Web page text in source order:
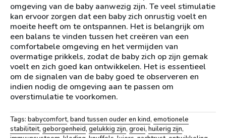
omgeving van de baby aanwezig zijn. Te veel stimulatie
kan ervoor zorgen dat een baby zich onrustig voelt en
moeite heeft om te ontspannen. Het is belangrijk om
een balans te vinden tussen het creëren van een
comfortabele omgeving en het vermijden van
overmatige prikkels, zodat de baby zich op zijn gemak
voelt en zich goed kan ontwikkelen. Het is essentieel
om de signalen van de baby goed te observeren en
indien nodig de omgeving aan te passen om
overstimulatie te voorkomen.
Tags: babycomfort, band tussen ouder en kind, emotionele
stabiliteit, geborgenheid, gelukkig zijn, groei, huilerig zijn,